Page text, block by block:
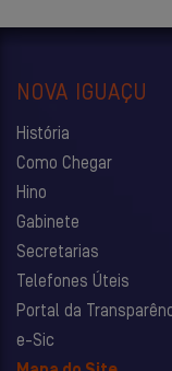
NOVA IGUAÇU
História
Como Chegar
Hino
Gabinete
Secretarias
Telefones Úteis
Portal da
e-Sic